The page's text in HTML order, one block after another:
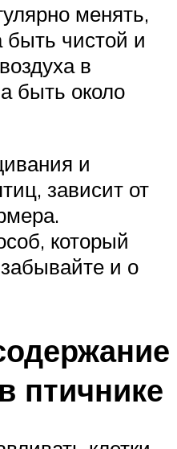
менять,
быть чистой и
в
быть около
и
зависит от
который
и о
птичнике